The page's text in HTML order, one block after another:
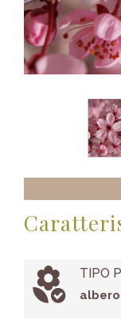
TIPO
albero